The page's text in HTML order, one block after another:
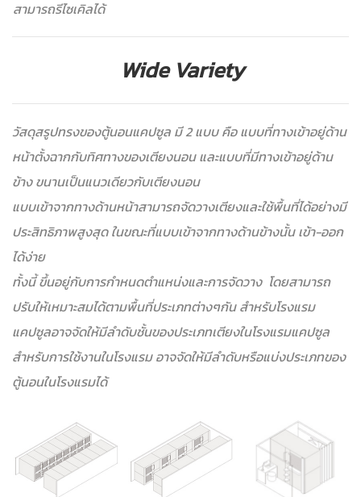
สามารถรีไซเคิลได้
Wide Variety
วัสดุสรูปทรงของตู้นอนแคปซูล มี 2 แบบ คือ แบบที่ทางเข้าอยู่ด้าน
หน้าตั้งฉากกับทิศทางของเตียงนอน และแบบที่มีทางเข้าอยู่ด้าน
ข้าง ขนานเป็นแนวเดียวกับเตียงนอน
แบบเข้าจากทางด้านหน้าสามารถจัดวางเตียงและใช้พื้นที่ได้อย่างมี
ประสิทธิภาพสูงสุด ในขณะที่แบบเข้าจากทางด้านข้างนั้น เข้า-ออก
ได้ง่าย
ทั้งนี้ ขึ้นอยู่กับการกำหนดตำแหน่งและการจัดวาง โดยสามารถ
ปรับให้เหมาะสมได้ตามพื้นที่ประเภทต่างๆกัน สำหรับโรงแรม
แคปซูลอาจจัดให้มีลำดับชั้นของประเภทเตียงในโรงแรมแคปซูล
สำหรับการใช้งานในโรงแรม อาจจัดให้มีลำดับหรือแบ่งประเภทของ
ตู้นอนในโรงแรมได้